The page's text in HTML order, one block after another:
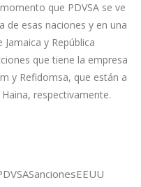
que PDVSA se ve
de esas naciones y en una
y República
que tiene la empresa
y Refidomsa, que están a
respectivamente.
SancionesEEUU